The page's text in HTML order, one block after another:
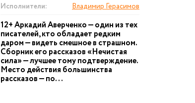
Исполнители:
Владимир Герасимов
12+ Аркадий Аверченко — один из тех
писателей, кто обладает редким
даром — видеть смешное в страшном.
Сборник его рассказов «Нечистая
сила» — лучшее тому подтверждение.
Место действия большинства
рассказов — по...